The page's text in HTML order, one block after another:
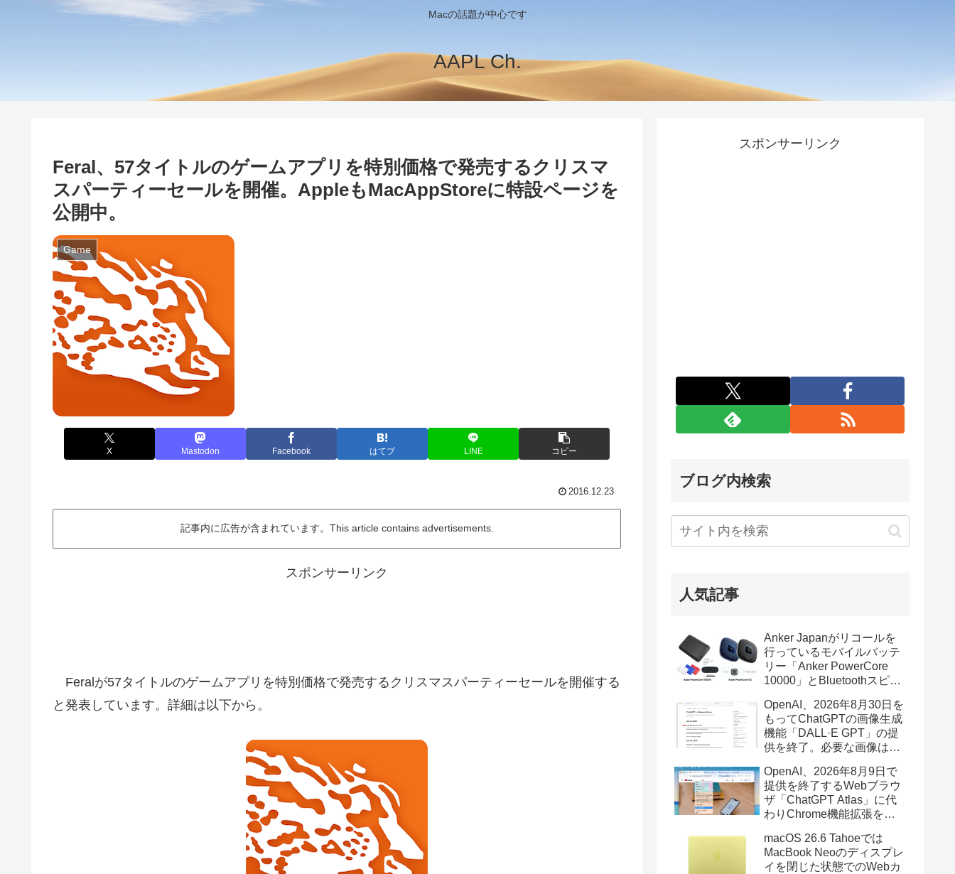
Macの話題が中心です
AAPL Ch.
Feral、57タイトルのゲームアプリを特別価格で発売するクリスマ
スパーティーセールを開催。AppleもMacAppStoreに特設ページを
公開中。
Game
X Mastodon Facebook はてブ LINE コピー
2016.12.23
記事内に広告が含まれています。This article contains advertisements.
スポンサーリンク
Feralが57タイトルのゲームアプリを特別価格で発売するクリスマスパーティーセールを開催する
と発表しています。詳細は以下から。
スポンサーリンク
ブログ内検索
人気記事
Anker Japanがリコールを
行っているモバイルバッテ
リー「Anker PowerCore
10000」とBluetoothスピー
辺を焼損する火災が6月に3
件発生していたそうなので
注意を。
OpenAI、2026年8月30日を
もってChatGPTの画像生成
機能「DALL·E GPT」の提
供を終了。必要な画像は期
OpenAI、2026年8月9日で
提供を終了するWebブラウ
ザ「ChatGPT Atlas」に代
わりChrome機能拡張をア
画の質問やAsk ChatGPT機
能を追加。
macOS 26.6 Tahoeでは
MacBook Neoのディスプレ
イを閉じた状態でのWebカ